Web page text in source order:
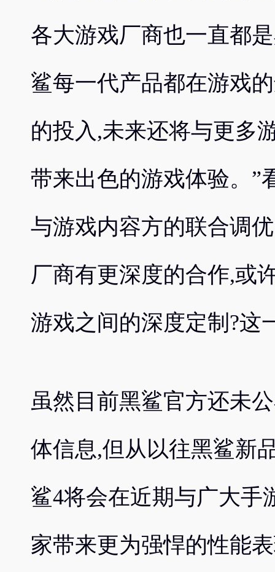
各大游戏厂商也一直都
鲨每一代产品都在游戏
的投入,未来还将与更多
带来出色的游戏体验。”
与游戏内容方的联合调
厂商有更深度的合作,或
游戏之间的深度定制?这
虽然目前黑鲨官方还未
体信息,但从以往黑鲨新
鲨4将会在近期与广大手
家带来更为强悍的性能